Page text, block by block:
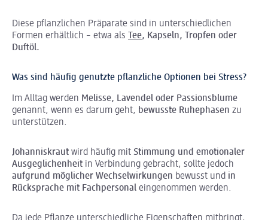
Diese pflanzlichen Präparate sind in unterschiedlichen
Formen erhältlich – etwa als Tee, Kapseln, Tropfen oder
Duftöl.
Was sind häufig genutzte pflanzliche Optionen bei Stress?
Im Alltag werden Melisse, Lavendel oder Passionsblume
genannt, wenn es darum geht, bewusste Ruhephasen zu
unterstützen.
Johanniskraut wird häufig mit Stimmung und emotionaler
Ausgeglichenheit in Verbindung gebracht, sollte jedoch
aufgrund möglicher Wechselwirkungen bewusst und in
Rücksprache mit Fachpersonal eingenommen werden.